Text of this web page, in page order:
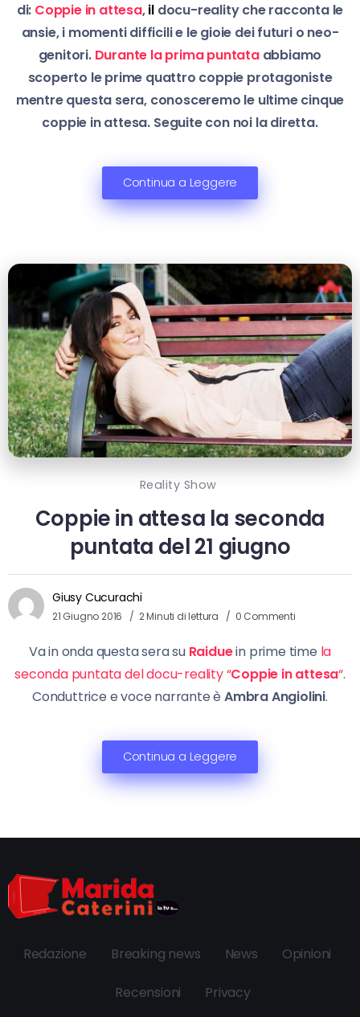
di: Coppie in attesa,il docu-reality che racconta le
ansie, i momenti difficili e le gioie dei futuri o neo-
genitori. Durante la prima puntataabbiamo
scoperto le prime quattro coppie protagoniste
mentre questa sera, conosceremo le ultime cinque
coppie in attesa. Seguite con noi la diretta.
Continua a Leggere
Reality Show
Coppie in attesa la seconda
puntata del 21 giugno
Giusy Cucurachi
21 Giugno 2016 2 Minuti di lettura 0 Commenti
Va in onda questa sera su Raiduein prime time la
seconda puntata del docu-reality “Coppie in attesa“.
Conduttrice e voce narrante èAmbra Angiolini.
Continua a Leggere
Redazione Breaking news News Opinioni
Recensioni Privacy